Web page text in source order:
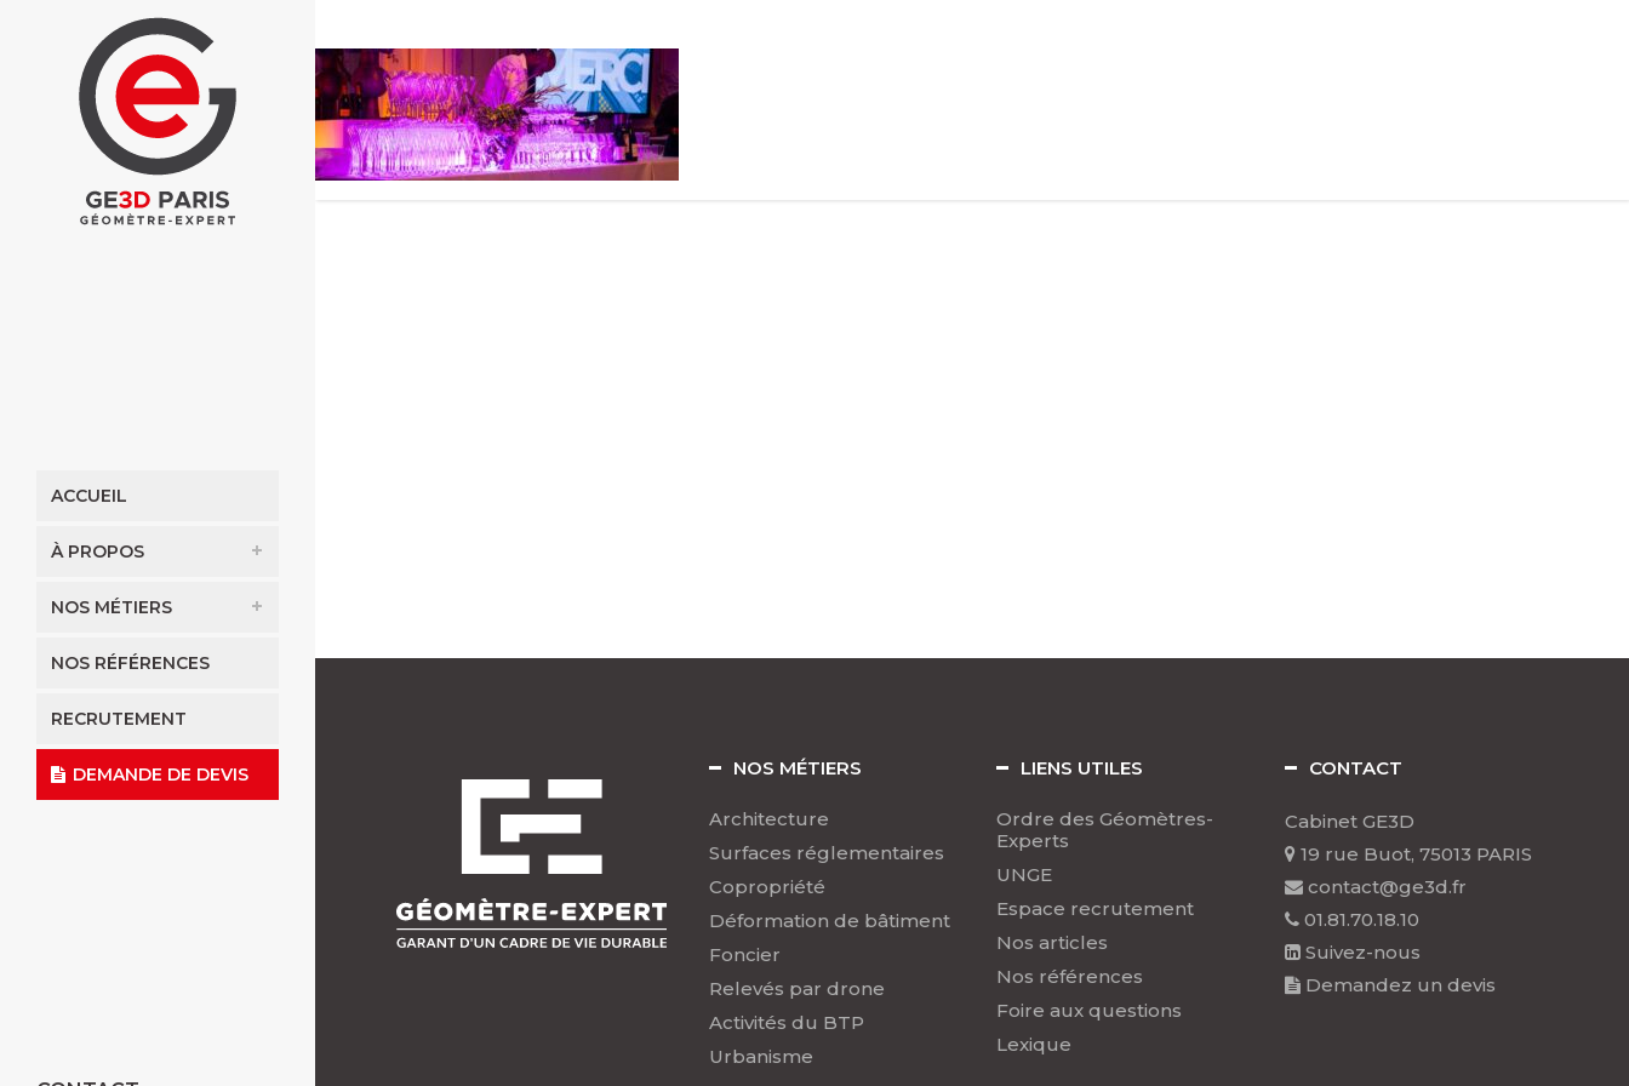
ACCUEIL
À PROPOS
NOS MÉTIERS
NOS RÉFÉRENCES
RECRUTEMENT
DEMANDE DE DEVIS NOS MÉTIERS
Architecture
Surfaces réglementaires
Copropriété
Déformation de bâtiment
Foncier
Relevés par drone
Activités du BTP
Urbanisme
LIENS UTILES
Ordre des Géomètres-
Experts
UNGE
Espace recrutement
Nos articles
Nos références
Foire aux questions
Lexique
CONTACT
Cabinet GE3D
19 rue Buot, 75013 PARIS
contact@ge3d.fr
01.81.70.18.10
Suivez-nous
Demandez un devis